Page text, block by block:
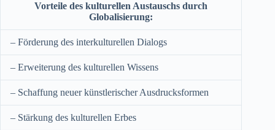
Vorteile des kulturellen Austauschs durch
Globalisierung:
– Förderung des interkulturellen Dialogs
– Erweiterung des kulturellen Wissens
– Schaffung neuer künstlerischer Ausdrucksformen
– Stärkung des kulturellen Erbes